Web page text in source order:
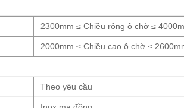
2300mm ≤ Chiều rộng ô chờ ≤
2000mm ≤ Chiều cao ô chờ ≤
Theo yêu cầu